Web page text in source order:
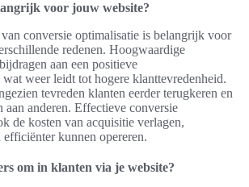
voor jouw website?
conversie optimalisatie is belangrijk voor
redenen. Hoogwaardige
aan een positieve
weer leidt tot hogere klanttevredenheid.
tevreden klanten eerder terugkeren en
aan anderen. Effectieve conversie
de kosten van acquisitie verlagen,
kunnen opereren.
om in klanten via je website?